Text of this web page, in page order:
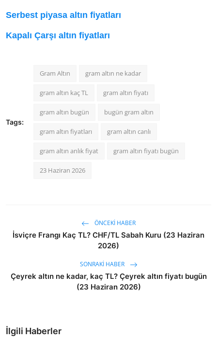
Serbest piyasa altın fiyatları
Kapalı Çarşı altın fiyatları
Tags:
Gram Altın gram altın ne kadar
gram altın kaç TL gram altın fiyatı
gram altın bugün bugün gram altın
gram altın fiyatları gram altın canlı
gram altın anlık fiyat gram altın fiyatı bugün
23 Haziran 2026
ÖNCEKI HABER
İsviçre Frangı Kaç TL? CHF/TL Sabah Kuru (23 Haziran
2026)
SONRAKI HABER
Çeyrek altın ne kadar, kaç TL? Çeyrek altın fiyatı bugün
(23 Haziran 2026)
İlgili Haberler